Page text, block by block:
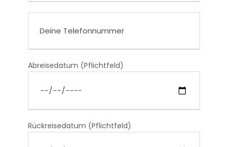
Abreisedatum (Pflichtfeld)
Rückreisedatum (Pflichtfeld)